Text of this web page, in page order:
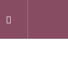
rada ARTRA